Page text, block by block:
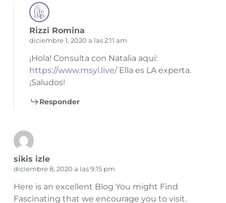
Rizzi Romina
diciembre 1, 2020 a las 2:11 am
¡Hola! Consulta con Natalia aquí:
https://www.msyl.live/Ella es LA experta.
¡Saludos!
Responder
sikis izle
diciembre 8, 2020 a las 9:15 pm
Here is an excellent Blog You might Find
Fascinating that we encourage you to visit.